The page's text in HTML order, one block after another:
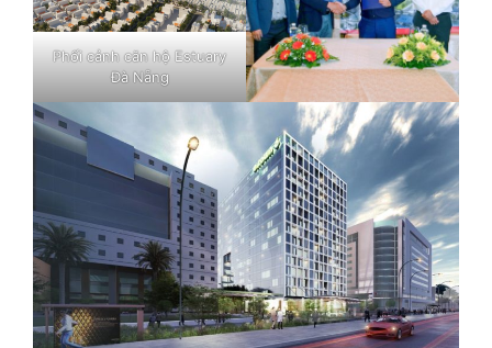
Phối cảnh căn hộ Estuary
Đà Nẵng